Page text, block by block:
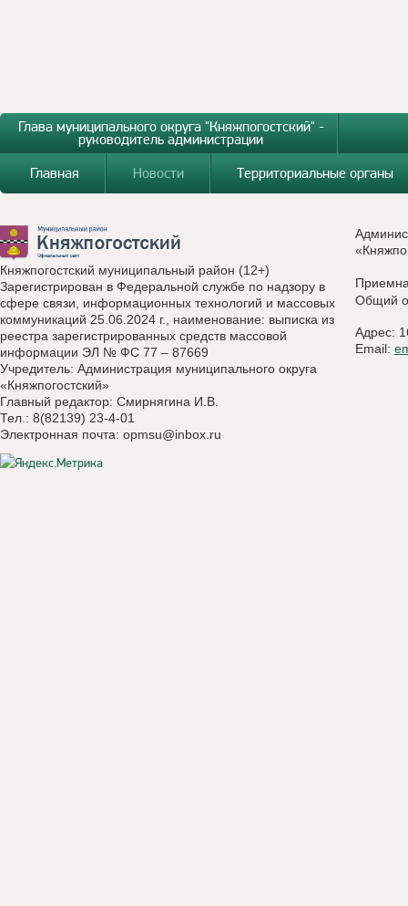
Глава муниципального округа "Княжпогостский" -
руководитель администрации
Главная
Новости Территориальные органы
Княжпогостский муниципальный район (12+)
Зарегистрирован в Федеральной службе по надзору в
сфере связи, информационных технологий и массовых
коммуникаций 25.06.2024 г., наименование: выписка из
реестра зарегистрированных средств массовой
информации ЭЛ № ФС 77 – 87669
Учредитель: Администрация муниципального округа
«Княжпогостский»
Главный редактор: Смирнягина И.В.
Тел.: 8(82139) 23-4-01
Электронная почта: opmsu@inbox.ru
Общий
Адрес:
Email: